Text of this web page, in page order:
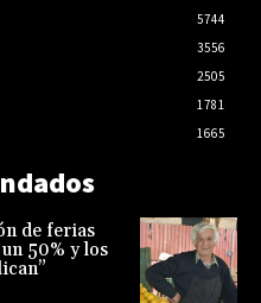
5744
3556
2505
1781
1665
de ferias
50% y los